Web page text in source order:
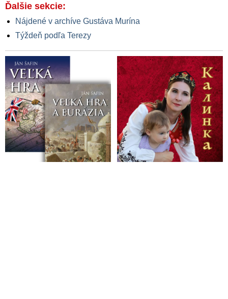
Ďalšie sekcie:
Nájdené v archíve Gustáva Murína
Týždeň podľa Terezy